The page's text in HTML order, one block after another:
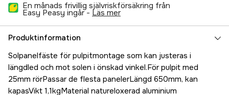
En månads frivillig självriskförsäkring från
Easy Peasy ingår - läs mer
Produktinformation
Solpanelfäste för pulpitmontage som kan justeras i
längdled och mot solen i önskad vinkel.För pulpit med
25mm rörPassar de flesta panelerLängd 650mm, kan
kapasVikt 1,1kgMaterial natureloxerad aluminium